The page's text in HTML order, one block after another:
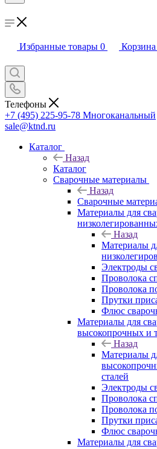
Избранные товары 0 Корзина
Телефоны
+7 (495) 225-95-78 Многоканальный
sale@ktnd.ru
Каталог
Назад
Каталог
Сварочные материалы
Назад
Сварочные
Материалы для
Назад
Материалы
Электроды
Проволока
Проволока
Прутки
Флюс
Материалы для
высокопрочных и
Назад
Материалы
сталей
Электроды
Проволока
Проволока
Прутки
Флюс
Материалы для